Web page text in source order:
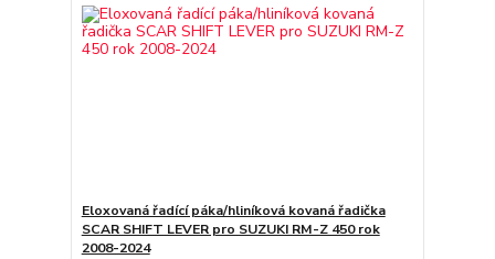
Eloxovaná řadící páka/hliníková kovaná řadička
SCAR SHIFT LEVER pro SUZUKI RM-Z 450 rok
2008-2024